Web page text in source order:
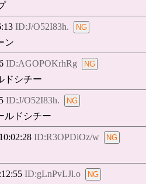
ID:J/O52I83h.
ン
ID:AGOPOKrhRg
ドシチー
ID:J/O52I83h.
ルドシチー
ID:R3OPDiOz/w
ID:gLnPvLJl.o